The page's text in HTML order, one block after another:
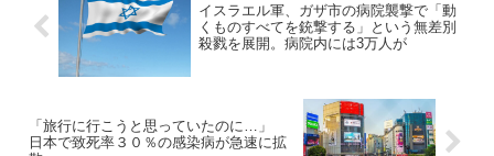
イスラエル軍、ガザ市の病院襲撃で「動
くものすべてを銃撃する」という無差別
殺戮を展開。病院内には3万人が
「旅行に行こうと思っていたのに…」
日本で致死率３０％の感染病が急速に拡